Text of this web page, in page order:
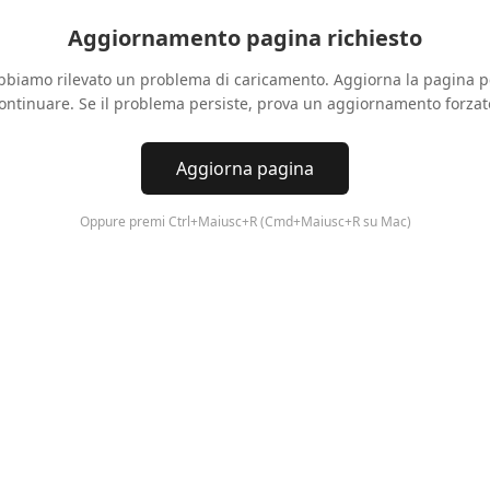
Aggiornamento pagina richiesto
rilevato un problema di caricamento. Aggiorna la pagina
Se il problema persiste, prova un aggiornamento
Aggiorna pagina
Oppure premi Ctrl+Maiusc+R (Cmd+Maiusc+R su Mac)